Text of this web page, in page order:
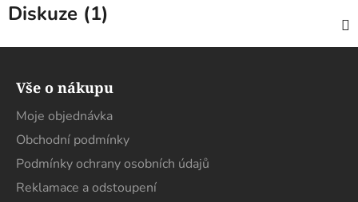
Diskuze (1)
Vše o nákupu
Moje objednávka
Obchodní podmínky
Podmínky ochrany osobních údajů
Reklamace a odstoupení